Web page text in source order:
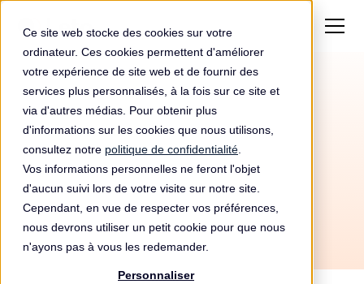
Ce site web stocke des cookies sur votre
ordinateur. Ces cookies permettent d'améliorer
votre expérience de site web et de fournir des
services plus personnalisés, à la fois sur ce site et
via d'autres médias. Pour obtenir plus
d'informations sur les cookies que nous utilisons,
consultez notre politique de confidentialité
Vos informations personnelles ne feront l'objet
d'aucun suivi lors de votre visite sur notre site.
Cependant, en vue de respecter vos préférences,
nous devrons utiliser un petit cookie pour que nous
n'ayons pas à vous les redemander.
Personnaliser
Amende de800 000€
pour Carrefour Banque